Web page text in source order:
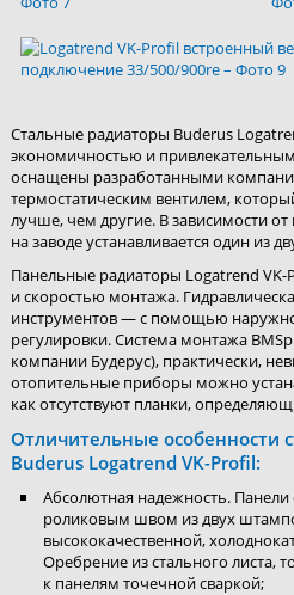
Стальные радиаторы Buderus
экономичностью и
оснащены разработанными
термостатическим вентилем,
лучше, чем другие. В зависимости
на заводе устанавливается один из
Панельные радиаторы Logatrend VK-
и скоростью монтажа.
инструментов — с помощью
регулировки. Система монтажа
компании Будерус), практически,
отопительные приборы можно
как отсутствуют планки,
Отличительные особенности
Buderus Logatrend VK-Profil:
Абсолютная надежность.
роликовым швом из двух
высококачественной,
Оребрение из стального листа,
к панелям точечной сваркой;